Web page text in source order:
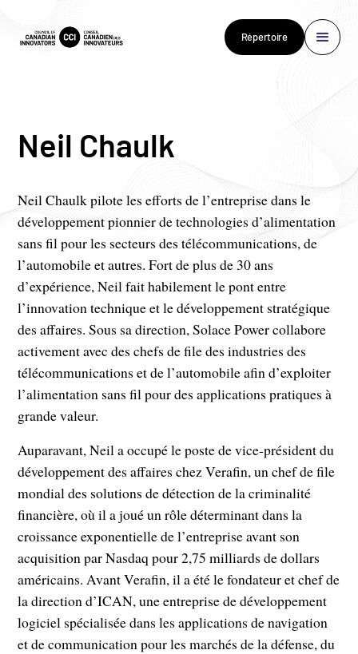
Répertoire
Neil Chaulk
Neil Chaulk pilote les efforts de l’entreprise dans le
développement pionnier de technologies d’alimentation
sans fil pour les secteurs des télécommunications, de
l’automobile et autres. Fort de plus de 30 ans
d’expérience, Neil fait habilement le pont entre
l’innovation technique et le développement stratégique
des affaires. Sous sa direction, Solace Power collabore
activement avec des chefs de file des industries des
télécommunications et de l’automobile afin d’exploiter
l’alimentation sans fil pour des applications pratiques à
grande valeur.
Auparavant, Neil a occupé le poste de vice-président du
développement des affaires chez Verafin, un chef de file
mondial des solutions de détection de la criminalité
financière, où il a joué un rôle déterminant dans la
croissance exponentielle de l’entreprise avant son
acquisition par Nasdaq pour 2,75 milliards de dollars
américains. Avant Verafin, il a été le fondateur et chef de
la direction d’ICAN, une entreprise de développement
logiciel spécialisée dans les applications de navigation
et de communication pour les marchés de la défense, du